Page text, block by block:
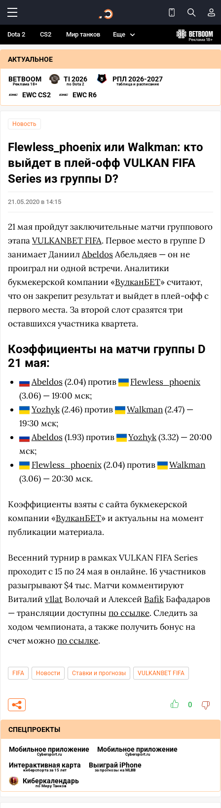
Dota 2 CS2 Мир танков Еще
АКТУАЛЬНОЕ
BETBOOM
Реклама 18+
TI 2026
по Dota 2
РПЛ 2026-2027
таблица и расписание
EWC CS2 EWC R6
Новость
Flewless_phoenix или Walkman: кто
выйдет в плей-офф VULKAN FIFA
Series из группы D?
21.05.2020 в 14:15
21 мая пройдут заключительные матчи группового
этапаVULKANBET FIFA. Первое место в группе D
занимает ДаниилAbeldosАбельдяев — он не
проиграл ни одной встречи. Аналитики
букмекерской компании «ВулканБЕТ» считают,
что он закрепит результат и выйдет в плей-офф с
первого места. За второй слот сразятся три
оставшихся участника квартета.
Коэффициенты на матчи группы D
21 мая:
Abeldos(2.04) против
Flewless_phoenix
(3.06) — 19:00 мск;
Yozhyk(2.46) против Walkman(2.47) —
19:30 мск;
Abeldos(1.93) против Yozhyk(3.32) — 20:00
мск;
Flewless_phoenix(2.04) против
Walkman
(3.06) — 20:30 мск.
Коэффициенты взяты с сайта букмекерской
компании «ВулканБЕТ» и актуальны на момент
публикации материала.
Весенний турнир в рамках VULKAN FIFA Series
проходит с 15 по 24 мая в онлайне. 16 участников
разыгрывают $4 тыс. Матчи комментируют
Виталий v1lat Волочай и Алексей Bafik Бафадаров
— трансляции доступны по ссылке. Следить за
ходом чемпионата, а также получить бонус на
счет можнопо ссылке.
FIFA Новости Ставки и прогнозы VULKANBET FIFA
0
СПЕЦПРОЕКТЫ
Мобильное приложение
Cybersport.ru
Мобильное приложение
Cybersport.ru
Интерактивная карта
киберспорта за 15 лет
Выиграй iPhone
за прогнозы на MLBB
Киберкалендарь
по Миру Танков